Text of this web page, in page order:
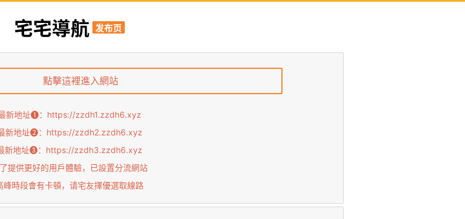
宅宅導航 发布页
點擊這裡進入網站
新地址➊： https://zzdh1.zzdh6.xyz
新地址➋： https://zzdh2.zzdh6.xyz
新地址➌： https://zzdh3.zzdh6.xyz
提供更好的用戶體驗，已設置分流網站
峰時段會有卡頓，请宅友擇優選取線路